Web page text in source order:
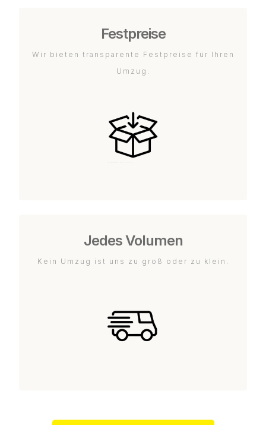
Festpreise
Wir bieten transparente Festpreise für Ihren
Umzug.
Jedes Volumen
Kein Umzug ist uns zu groß oder zu klein.